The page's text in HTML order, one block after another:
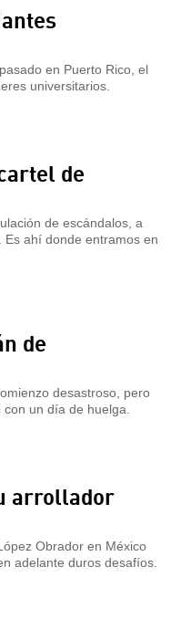
en Puerto Rico, el
universitarios.
de
de escándalos, a
ahí donde entramos en
de
desastroso, pero
con un día de huelga.
arrollador
Obrador en México
adelante duros desafíos.